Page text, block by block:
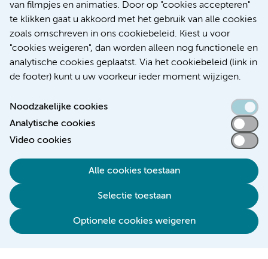
van filmpjes en animaties. Door op "cookies accepteren"
te klikken gaat u akkoord met het gebruik van alle cookies
zoals omschreven in ons cookiebeleid. Kiest u voor
"cookies weigeren", dan worden alleen nog functionele en
analytische cookies geplaatst. Via het cookiebeleid (link in
de footer) kunt u uw voorkeur ieder moment wijzigen.
Noodzakelijke cookies
Analytische cookies
Video cookies
Alle cookies toestaan
Selectie toestaan
Optionele cookies weigeren
Meer
Toegankelijkheidsverklaring
Algemene privacyverklaring